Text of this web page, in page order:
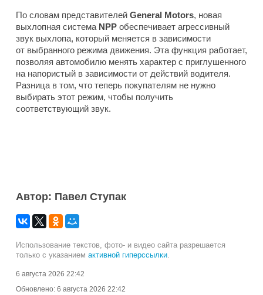
По словам представителей General Motors, новая
выхлопная система NPP обеспечивает агрессивный
звук выхлопа, который меняется в зависимости
от выбранного режима движения. Эта функция работает,
позволяя автомобилю менять характер с приглушенного
на напористый в зависимости от действий водителя.
Разница в том, что теперь покупателям не нужно
выбирать этот режим, чтобы получить
соответствующий звук.
Автор: Павел Ступак
Использование текстов, фото- и видео сайта разрешается
только с указанием активной гиперссылки.
6 августа 2026 22:42
Обновлено: 6 августа 2026 22:42